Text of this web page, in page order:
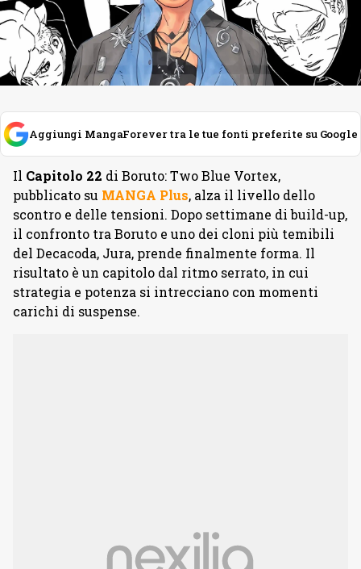
Aggiungi MangaForever tra le tue fonti preferite su Google
Il Capitolo 22 di Boruto: Two Blue Vortex,
pubblicato su MANGA Plus, alza il livello dello
scontro e delle tensioni. Dopo settimane di build-up,
il confronto tra Boruto e uno dei cloni più temibili
del Decacoda, Jura, prende finalmente forma. Il
risultato è un capitolo dal ritmo serrato, in cui
strategia e potenza si intrecciano con momenti
carichi di suspense.